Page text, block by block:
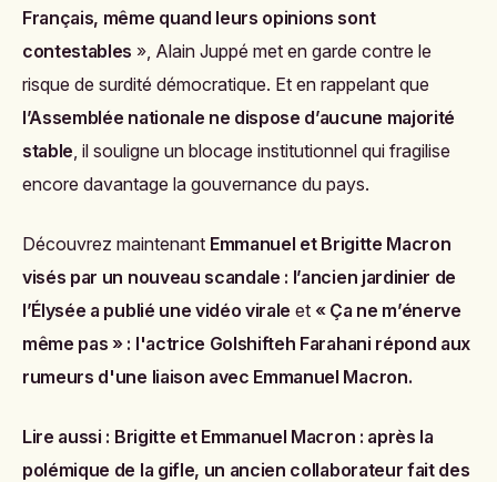
Français, même quand leurs opinions sont
contestables », Alain Juppé met en garde contre le
risque de surdité démocratique. Et en rappelant que
l’Assemblée nationale ne dispose d’aucune majorité
stable , il souligne un blocage institutionnel qui fragilise
encore davantage la gouvernance du pays.
Découvrez maintenant Emmanuel et Brigitte Macron
visés par un nouveau scandale : l’ancien jardinier de
l’Élysée a publié une vidéo virale et « Ça ne m’énerve
même pas » : l'actrice Golshifteh Farahani répond aux
rumeurs d'une liaison avec Emmanuel Macron.
Lire aussi : Brigitte et Emmanuel Macron : après la
polémique de la gifle, un ancien collaborateur fait des